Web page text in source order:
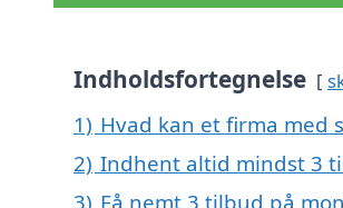
Indholdsfortegnelse
1) Hvad kan et firma med
2) Indhent altid mindst 3
3) Få nemt 3 tilbud på